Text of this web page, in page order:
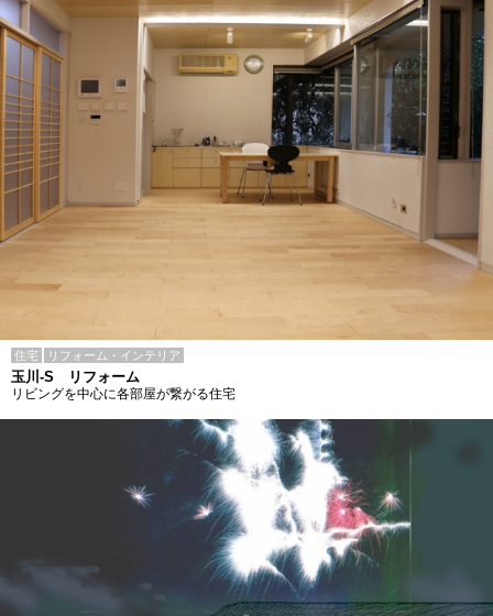
住宅 リフォーム・インテリア
玉川-S リフォーム
リビングを中心に各部屋が繋がる住宅